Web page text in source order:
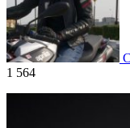
1 564